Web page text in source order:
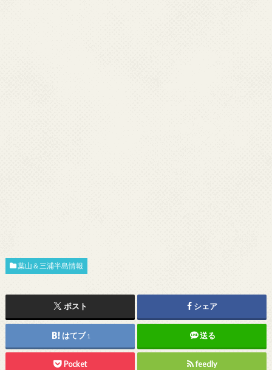
葉山＆三浦半島情報
ポスト シェア
はてブ 1 送る
Pocket feedly